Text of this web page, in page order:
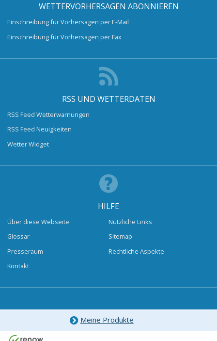
WETTERVORHERSAGEN ABONNIEREN
Einschreibung für Vorhersagen per E-Mail
Einschreibung für Vorhersagen per Fax
RSS UND WETTERDATEN
RSS Feed Wetterwarnungen
RSS Feed Neuigkeiten
Wetter Widget
HILFE
Über diese Webseite
Glossar
Presseraum
Kontakt
Nützliche Links
Sitemap
Rechtliche Aspekte
Meine Produkte